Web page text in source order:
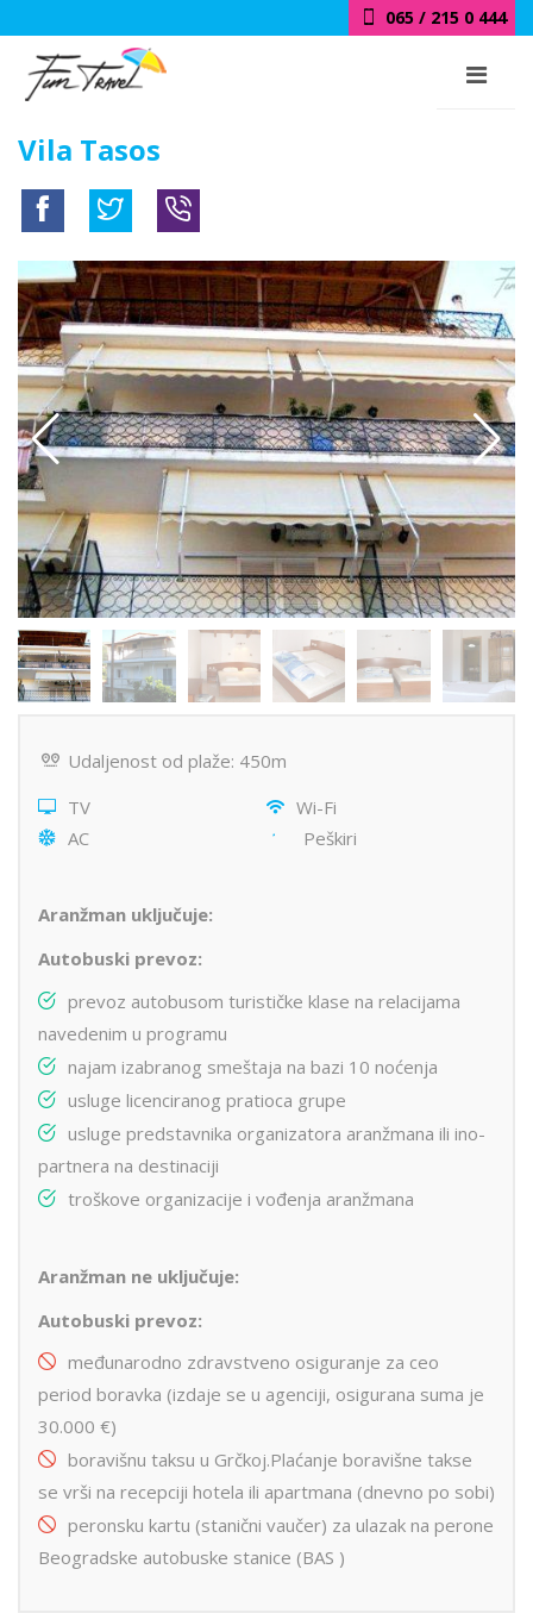
018 / 415 0 444
Vila Tasos
-20%
Udaljenost od plaže: 450m
TV
Wi-Fi
AC
Peškiri
Aranžman uključuje:
Autobuski prevoz:
prevoz autobusom turističke klase na relacijama
navedenim u programu
najam izabranog smeštaja na bazi 10 noćenja
usluge licenciranog pratioca grupe
usluge predstavnika organizatora aranžmana ili ino-
partnera na destinaciji
troškove organizacije i vođenja aranžmana
Aranžman ne uključuje:
Autobuski prevoz:
međunarodno zdravstveno osiguranje za ceo
period boravka (izdaje se u agenciji, osigurana suma je
30.000 €)
boravišnu taksu u Grčkoj.Plaćanje boravišne takse
se vrši na recepciji hotela ili apartmana (dnevno po sobi)
peronsku kartu (stanični vaučer) za ulazak na perone
Beogradske autobuske stanice (BAS )